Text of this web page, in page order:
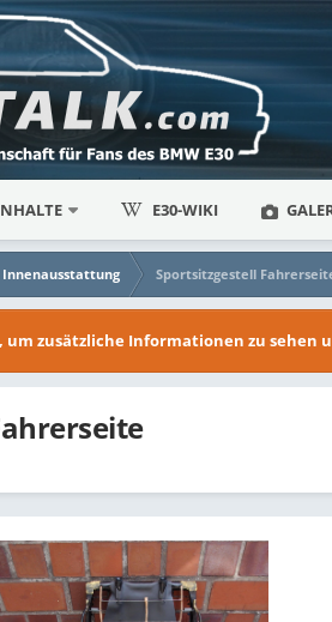
E30-WIKI
Innenausstattung Sportsitzgestell
um zusätzliche Informationen zu